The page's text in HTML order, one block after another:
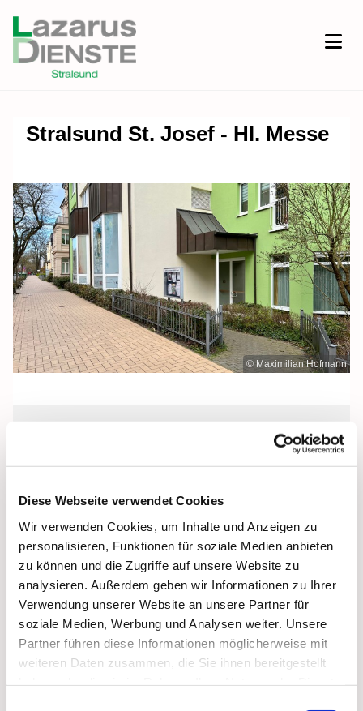
Diese Webseite verwendet Cookies
Wir verwenden Cookies, um Inhalte und Anzeigen zu
personalisieren, Funktionen für soziale Medien anbieten
zu können und die Zugriffe auf unsere Website zu
analysieren. Außerdem geben wir Informationen zu Ihrer
Verwendung unserer Website an unsere Partner für
soziale Medien, Werbung und Analysen weiter. Unsere
Partner führen diese Informationen möglicherweise mit
weiteren Daten zusammen, die Sie ihnen bereitgestellt
Stralsund St. Josef - Hl. Messe
© Maximilian Hofmann
Samstag, 27. Februar 2027, 18:00 Uhr
St. Josef, Stralsund, Jungfernstieg 3A,
18437 Stralsund